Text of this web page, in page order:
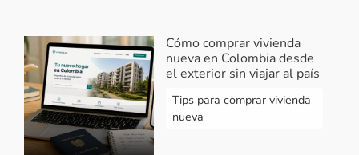
Cómo comprar vivienda
nueva en Colombia desde
el exterior sin viajar al país
Tips para comprar vivienda
nueva